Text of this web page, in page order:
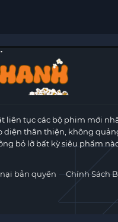
liên tục các bộ phim mới
diện thân thiện, không
bỏ lỡ bất kỳ siêu phẩm
bản quyền Chính Sách